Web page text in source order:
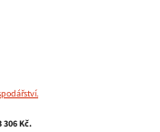
306 Kč.